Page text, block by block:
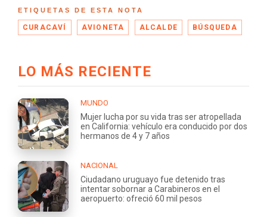
ETIQUETAS DE ESTA NOTA
CURACAVÍ AVIONETA ALCALDE BÚSQUEDA
LO MÁS RECIENTE
MUNDO
Mujer lucha por su vida tras ser atropellada
en California: vehículo era conducido por dos
hermanos de 4 y 7 años
NACIONAL
Ciudadano uruguayo fue detenido tras
intentar sobornar a Carabineros en el
aeropuerto: ofreció 60 mil pesos